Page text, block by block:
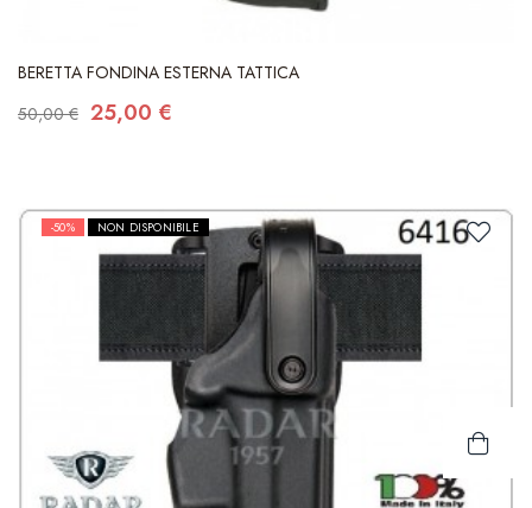
BERETTA FONDINA ESTERNA TATTICA
50,00 € 25,00 €
-50% NON DISPONIBILE